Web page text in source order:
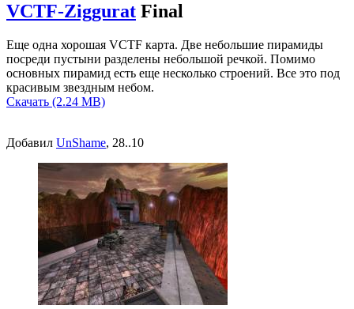
VCTF-Ziggurat Final
Еще одна хорошая VCTF карта. Две небольшие пирамиды
посреди пустыни разделены небольшой речкой. Помимо
основных пирамид есть еще несколько строений. Все это под
красивым звездным небом.
Скачать (2.24 MB)
Добавил UnShame, 28..10